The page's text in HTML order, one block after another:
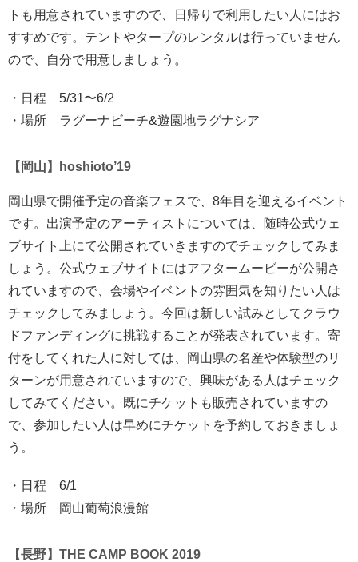
トも用意されていますので、日帰りで利用したい人にはお
すすめです。テントやタープのレンタルは行っていません
ので、自分で用意しましょう。
・日程 5/31〜6/2
・場所 ラグーナビーチ&遊園地ラグナシア
【岡山】hoshioto’19
岡山県で開催予定の音楽フェスで、8年目を迎えるイベント
です。出演予定のアーティストについては、随時公式ウェ
ブサイト上にて公開されていきますのでチェックしてみま
しょう。公式ウェブサイトにはアフタームービーが公開さ
れていますので、会場やイベントの雰囲気を知りたい人は
チェックしてみましょう。今回は新しい試みとしてクラウ
ドファンディングに挑戦することが発表されています。寄
付をしてくれた人に対しては、岡山県の名産や体験型のリ
ターンが用意されていますので、興味がある人はチェック
してみてください。既にチケットも販売されていますの
で、参加したい人は早めにチケットを予約しておきましょ
う。
・日程 6/1
・場所 岡山葡萄浪漫館
【長野】THE CAMP BOOK 2019